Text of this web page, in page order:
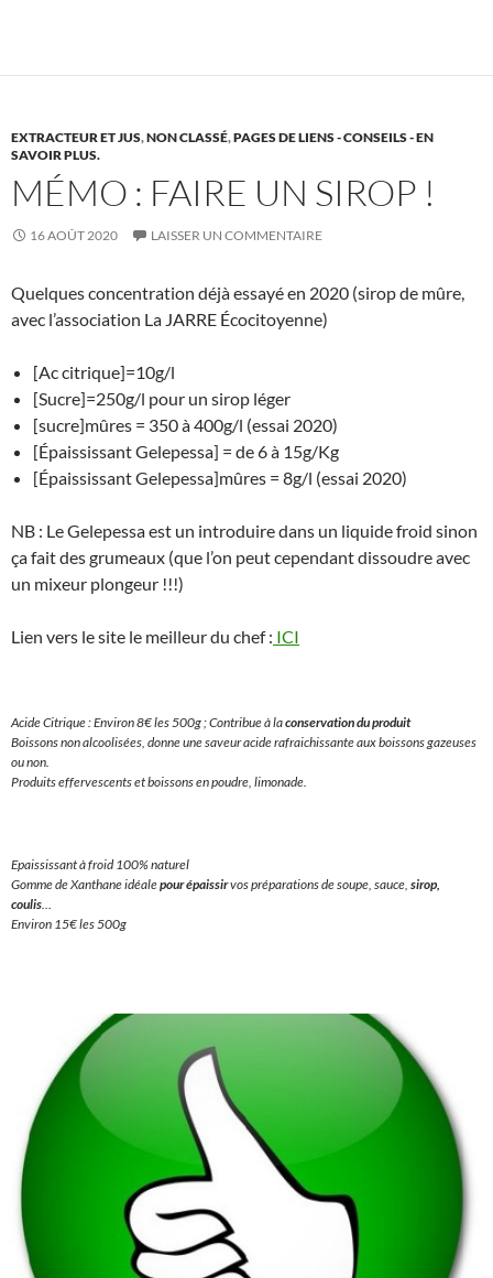
EXTRACTEUR ET JUS,NON CLASSÉ,PAGES DE LIENS - CONSEILS - EN
SAVOIR PLUS.
MÉMO : FAIRE UN SIROP !
16 AOÛT 2020 LAISSER UN COMMENTAIRE
Quelques concentration déjà essayé en 2020 (sirop de mûre,
avec l’association La JARRE Écocitoyenne)
[Ac citrique]=10g/l
[Sucre]=250g/l pour un sirop léger
[sucre]mûres = 350 à 400g/l (essai 2020)
[Épaississant Gelepessa] = de 6 à 15g/Kg
[Épaississant Gelepessa]mûres = 8g/l (essai 2020)
NB : Le Gelepessa est un introduire dans un liquide froid sinon
ça fait des grumeaux (que l’on peut cependant dissoudre avec
un mixeur plongeur !!!)
Lien vers le site le meilleur du chef : ICI
Acide Citrique : Environ 8€ les 500g ; Contribue à laconservation du produit
Boissons non alcoolisées, donne une saveur acide rafraichissante aux boissons gazeuses
ou non.
Produits effervescents et boissons en poudre, limonade.
Epaississant à froid 100% naturel
Gomme de Xanthane idéalepour épaissirvos préparations de soupe, sauce, sirop,
coulis
Environ 15€ les 500g